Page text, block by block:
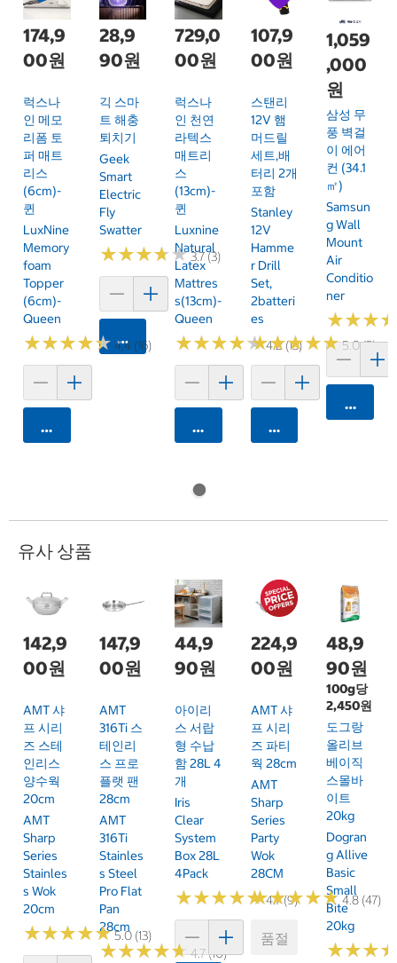
174,9
00원
럭스나
인 메모
리폼 토
퍼 매트
리스
(6cm)-
퀸
LuxNine
Memory
Foam
Topper
(6cm)-
Queen
★★★★★
★★★★★ 4.4 (16)
카트에 담기
28,9
90원
긱 스마
트 해충
퇴치기
Geek
Smart
Electric
Fly
Swatter
★★★★★
★★★★★3.7 (3)
카트에 담기
729,0
00원
럭스나
인 천연
라텍스
매트리
스
(13cm)-
퀸
Luxnine
Natural
Latex
Mattres
S(13cm)-
Queen
★★★★★
★★★★★4.2 (13)
카트에 담기
107,9
00원
스탠리
12V 햄
머드릴
세트,배
터리 2개
포함
Stanley
12V
Hamme
R Drill
Set,
2batteri
Es
★★★★★
★★★★★5.0 (3)
카트에 담기
1,059
,000
원
삼성 무
풍 벽걸
이 에어
컨 (34.1
㎡)
Samsun
G Wall
Mount
Air
Conditio
Ner
★★★
★★★
카트에
유사 상품
142,9
00원
AMT 샤
프 시리
즈 스테
인리스
양수웍
20cm
AMT
Sharp
Series
Stainles
S Wok
20cm
★★★★★
★★★★★5.0 (13)
147,9
00원
AMT
316Ti 스
테인리
스 프로
플랫 팬
28cm
AMT
316Ti
Stainles
S Steel
Pro Flat
Pan
28cm
★★★★★
★★★★★4.7 (10)
44,9
90원
아이리
스 서랍
형 수납
함 28L 4
개
Iris
Clear
System
Box 28L
4Pack
★★★★★
★★★★★4.7 (9)
224,9
00원
AMT 샤
프 시리
즈 파티
웍 28cm
AMT
Sharp
Series
Party
Wok
28CM
★★★★★
★★★★★4.8 (47)
품절
48,9
90원
100g당
2,450원
도그랑
올리브
베이직
스몰바
이트
20kg
Dogran
G Allive
Basic
Small
Bite
20kg
★★★
★★★